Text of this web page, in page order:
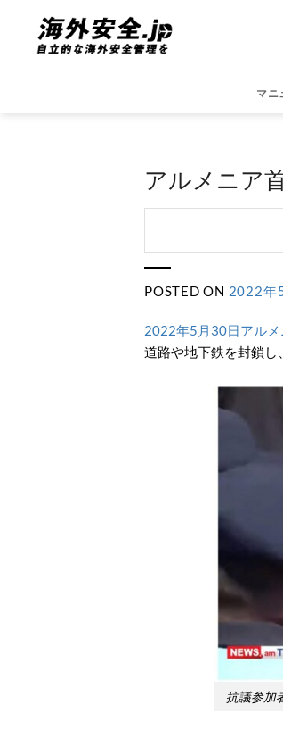
content
マニ
アルメニア
POSTED ON 2022年
2022年5月30日アルメ
道路や地下鉄を封鎖し
抗議参加